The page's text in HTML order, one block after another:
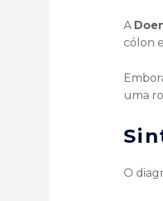
A
cólon
uma
O